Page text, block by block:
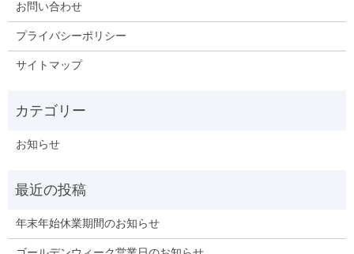
お問い合わせ
プライバシーポリシー
サイトマップ
お知らせ
年末年始休業期間のお知らせ